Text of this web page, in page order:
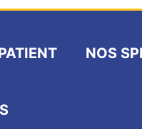
NOS